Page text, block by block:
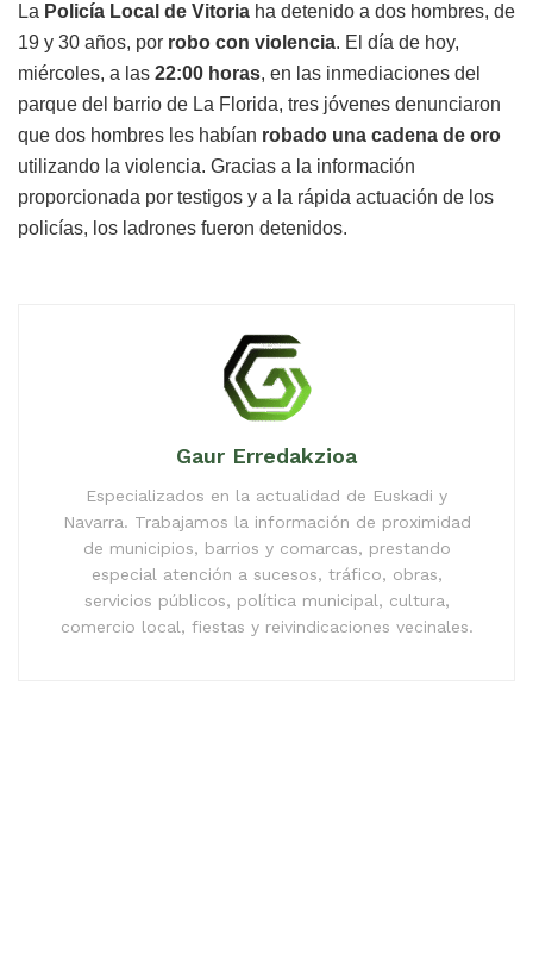
La Policía Local de Vitoria ha detenido a dos hombres, de
19 y 30 años, por robo con violencia. El día de hoy,
miércoles, a las 22:00 horas, en las inmediaciones del
parque del barrio de La Florida, tres jóvenes denunciaron
que dos hombres les habían robado una cadena de oro
utilizando la violencia. Gracias a la información
proporcionada por testigos y a la rápida actuación de los
policías, los ladrones fueron detenidos.
Gaur Erredakzioa
Especializados en la actualidad de Euskadi y
Navarra. Trabajamos la información de proximidad
de municipios, barrios y comarcas, prestando
especial atención a sucesos, tráfico, obras,
servicios públicos, política municipal, cultura,
comercio local, fiestas y reivindicaciones vecinales.